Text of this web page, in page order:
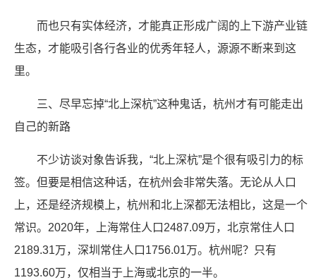
而也只有实体经济，才能真正形成广阔的上下游产业链
生态，才能吸引各行各业的优秀年轻人，源源不断来到这
里。
三、尽早忘掉“北上深杭”这种鬼话，杭州才有可能走出
自己的新路
不少访谈对象告诉我，“北上深杭”是个很有吸引力的标
签。但要是相信这种话，在杭州会非常失落。无论从人口
上，还是经济规模上，杭州和北上深都无法相比，这是一个
常识。2020年，上海常住人口2487.09万，北京常住人口
2189.31万，深圳常住人口1756.01万。杭州呢？只有
1193.60万，仅相当于上海或北京的一半。